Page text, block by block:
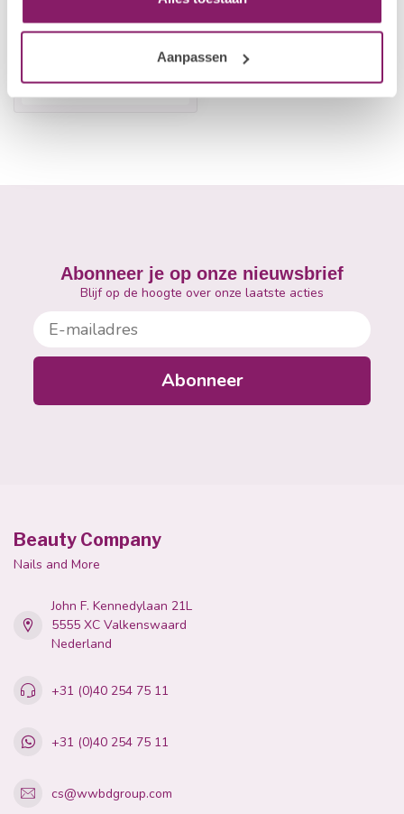
Aanpassen
Acrylpenseel Kolinsky
Abonneer je op onze nieuwsbrief
Blijf op de hoogte over onze laatste acties
E-mailadres
Abonneer
Beauty Company
Nails and More
John F. Kennedylaan 21L
5555 XC Valkenswaard
Nederland
+31 (0)40 254 75 11
+31 (0)40 254 75 11
cs@wwbdgroup.com